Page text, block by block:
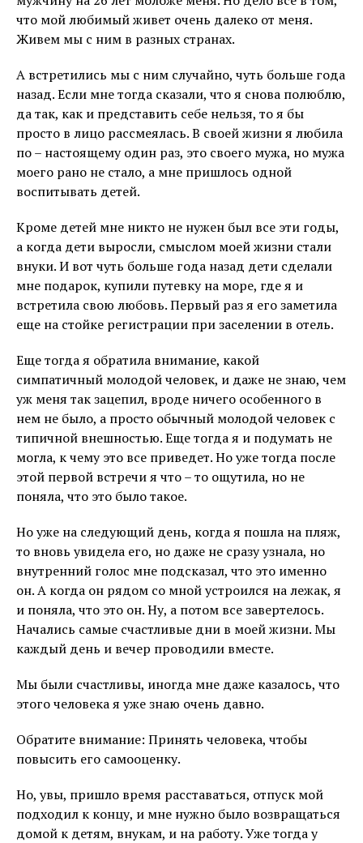
что мой любимый живет очень далеко от меня.
Живем мы с ним в разных странах.
А встретились мы с ним случайно, чуть больше года
назад. Если мне тогда сказали, что я снова полюблю,
да так, как и представить себе нельзя, то я бы
просто в лицо рассмеялась. В своей жизни я любила
по – настоящему один раз, это своего мужа, но мужа
моего рано не стало, а мне пришлось одной
воспитывать детей.
Кроме детей мне никто не нужен был все эти годы,
а когда дети выросли, смыслом моей жизни стали
внуки. И вот чуть больше года назад дети сделали
мне подарок, купили путевку на море, где я и
встретила свою любовь. Первый раз я его заметила
еще на стойке регистрации при заселении в отель.
Еще тогда я обратила внимание, какой
симпатичный молодой человек, и даже не знаю, чем
уж меня так зацепил, вроде ничего особенного в
нем не было, а просто обычный молодой человек с
типичной внешностью. Еще тогда я и подумать не
могла, к чему это все приведет. Но уже тогда после
этой первой встречи я что – то ощутила, но не
поняла, что это было такое.
Но уже на следующий день, когда я пошла на пляж,
то вновь увидела его, но даже не сразу узнала, но
внутренний голос мне подсказал, что это именно
он. А когда он рядом со мной устроился на лежак, я
и поняла, что это он. Ну, а потом все завертелось.
Начались самые счастливые дни в моей жизни. Мы
каждый день и вечер проводили вместе.
Мы были счастливы, иногда мне даже казалось, что
этого человека я уже знаю очень давно.
Обратите внимание: Принять человека, чтобы
повысить его самооценку.
Но, увы, пришло время расставаться, отпуск мой
подходил к концу, и мне нужно было возвращаться
домой к детям, внукам, и на работу. Уже тогда у